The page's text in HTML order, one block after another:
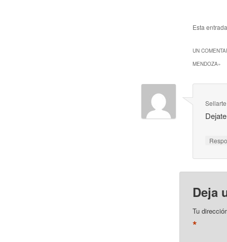
Esta
UN
MENDOZA»
Sellarte
Deja
Tu
*